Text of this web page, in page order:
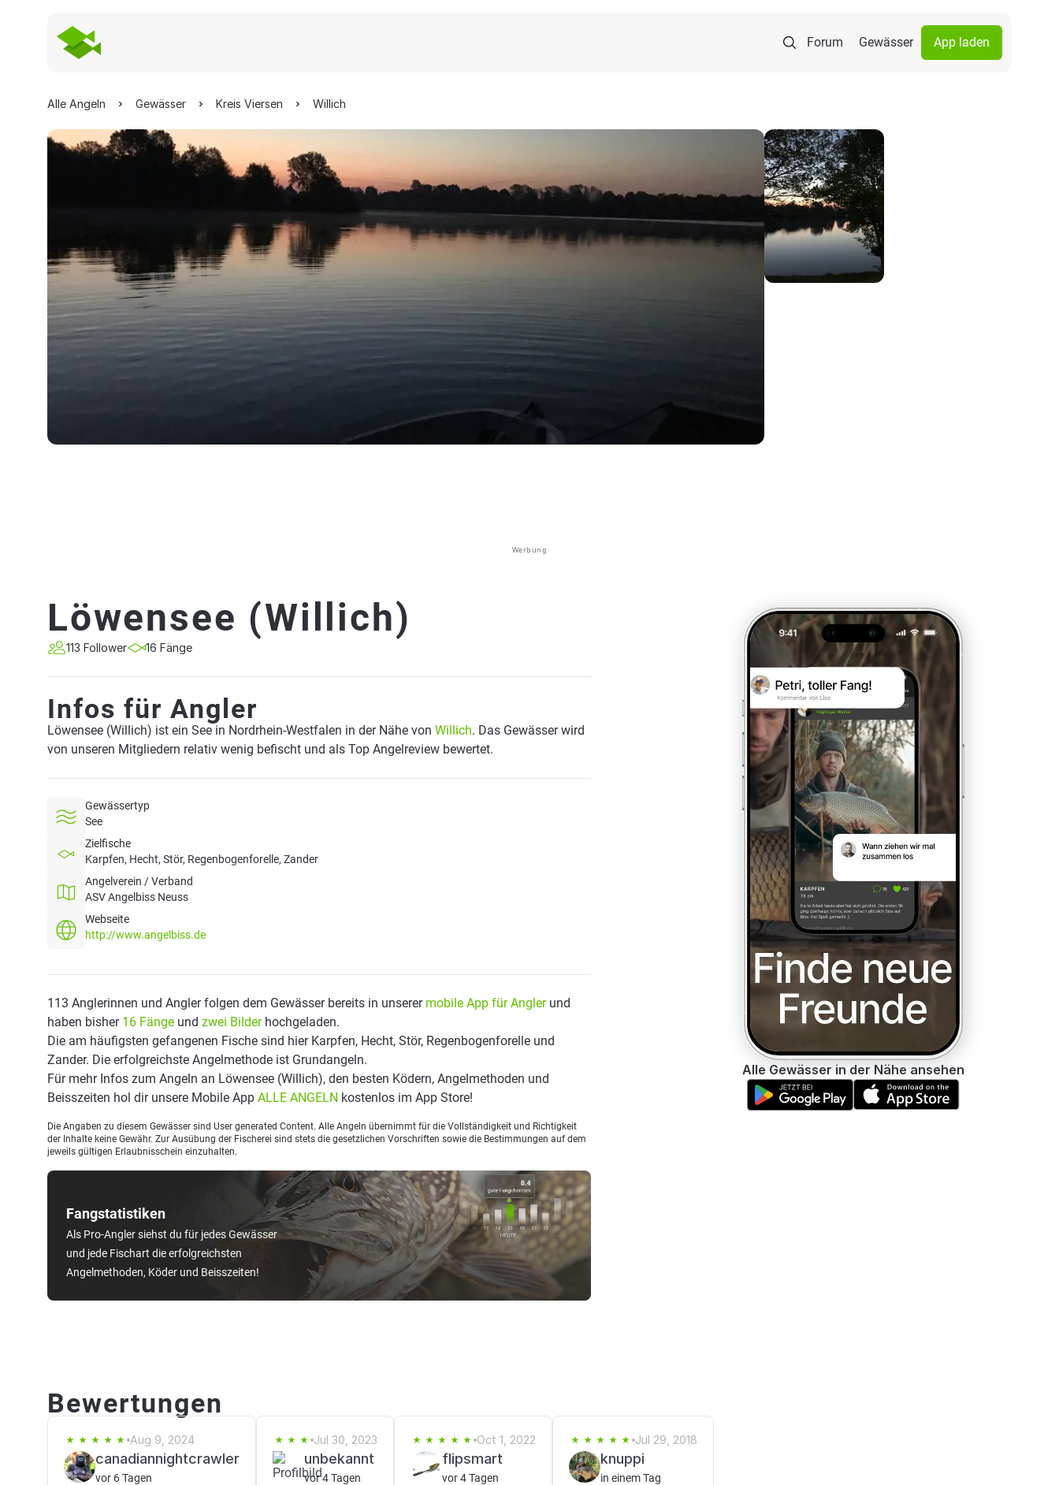
Forum Gewässer App laden
Alle Angeln Gewässer Kreis Viersen Willich
Werbung
Löwensee (Willich)
113 Follower 16 Fänge
Infos für Angler
Löwensee (Willich) ist ein See in Nordrhein-Westfalen in der Nähe von Willich. Das Gewässer wird
von unseren Mitgliedern relativ wenig befischt und als Top Angelreview bewertet.
Gewässertyp
See
Zielfische
Karpfen, Hecht, Stör, Regenbogenforelle, Zander
Angelverein / Verband
ASV Angelbiss Neuss
Webseite
http://www.angelbiss.de
Fangstatistiken
Als Pro-Angler siehst du für jedes Gewässer
und jede Fischart die erfolgreichsten
Angelmethoden, Köder und Beisszeiten!
113 Anglerinnen und Angler folgen dem Gewässer bereits in unserer mobile App für Anglerund
haben bisher 16 Fänge und zwei Bilderhochgeladen.
Die am häufigsten gefangenen Fische sind hier Karpfen, Hecht, Stör, Regenbogenforelle und
Zander. Die erfolgreichste Angelmethode ist Grundangeln.
Für mehr Infos zum Angeln an Löwensee (Willich), den besten Ködern, Angelmethoden und
Beisszeiten hol dir unsere Mobile App ALLE ANGELN kostenlos im App Store!
Die Angaben zu diesem Gewässer sind User generated Content. Alle Angeln übernimmt für die Vollständigkeit und Richtigkeit
der Inhalte keine Gewähr. Zur Ausübung der Fischerei sind stets die gesetzlichen Vorschriften sowie die Bestimmungen auf dem
jeweils gültigen Erlaubnisschein einzuhalten.
Alle Gewässer in der Nähe ansehen
Bewertungen
Aug 9, 2024
canadiannightcrawler
vor 6 Tagen
Jul 30, 2023
unbekannt
vor 4 Tagen
Oct 1, 2022
flipsmart
vor 4 Tagen
Jul 29, 2018
knuppi
in einem Tag